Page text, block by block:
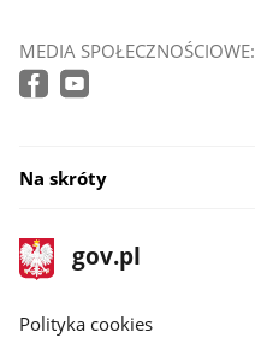
MEDIA SPOŁECZNOŚCIOWE:
Na skróty
stopka
gov.pl
Strona
gov.pl
gov.pl
Polityka cookies